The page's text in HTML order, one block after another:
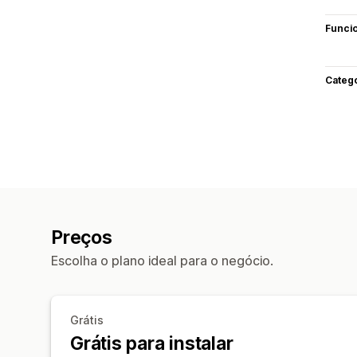
Preços
Escolha o plano ideal para o negócio.
Grátis
Grátis para instalar